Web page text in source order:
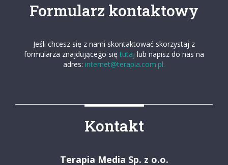
Formularz kontaktowy
Jeśli chcesz się z nami skontaktować skorzystaj z
formularza znajdującego się tutaj lub napisz do nas na
adres: internet@terapia.com.pl.
Kontakt
Terapia Media Sp. z o.o.